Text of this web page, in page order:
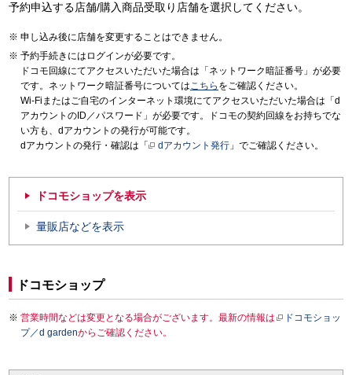
予約申込する店舗/購入商品受取り店舗を選択してください。
申し込み後に店舗を変更することはできません。
予約手続きにはログインが必要です。
ドコモ回線にてアクセスいただいた場合は「ネットワーク暗証番号」が必要
です。ネットワーク暗証番号についてはこちら をご確認ください。
Wi-Fiまたはご自宅のインターネット環境にてアクセスいただいた場合は「d
アカウントのID／パスワード」が必要です。ドコモの契約回線をお持ちでな
い方も、dアカウントの発行が可能です。
dアカウントの発行・確認は「
dアカウント発行 」でご確認ください。
ドコモショップを表示
量販店などを表示
ドコモショップ
営業時間などは変更となる場合がございます。最新の情報は
ドコモショッ
プ／d gardenからご確認ください。